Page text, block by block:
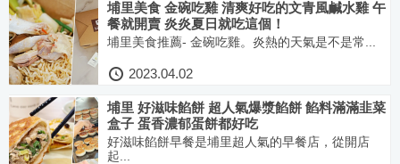
埔里美食 金碗吃雞 清爽好吃的文青風鹹水雞 午
餐就開賣 炎炎夏日就吃這個！
埔里美食推薦- 金碗吃雞。炎熱的天氣是不是常...
2023.04.02
埔里 好滋味餡餅 超人氣爆漿餡餅 餡料滿滿韭菜
盒子 蛋香濃郁蛋餅都好吃
好滋味餡餅早餐是埔里超人氣的早餐店，從開店
起...